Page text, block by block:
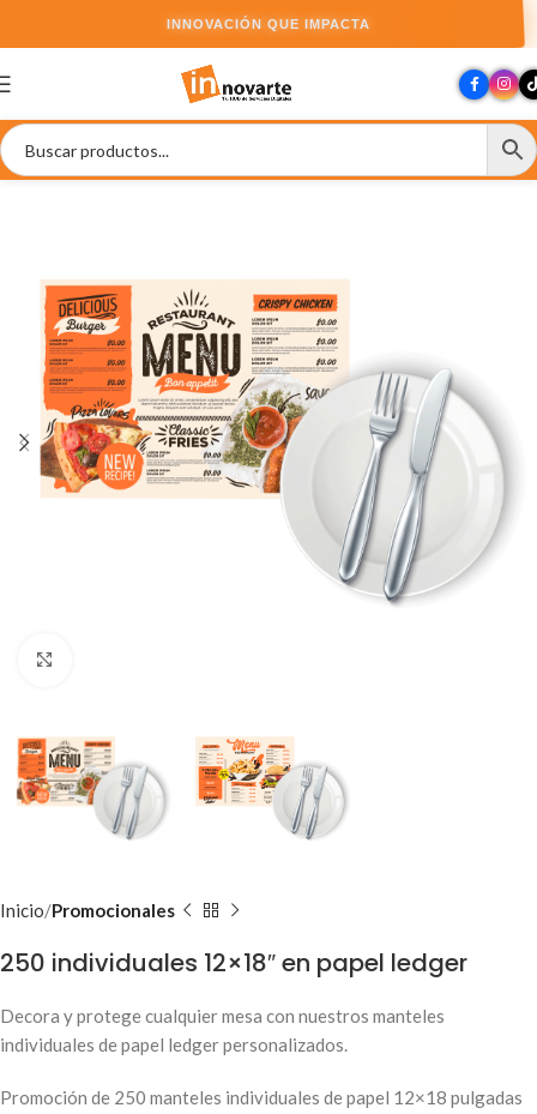
INNOVACIÓN QUE IMPACTA
Inicio Promocionales
250 individuales 12×18″ en papel ledger
Decora y protege cualquier mesa con nuestros manteles
individuales de papel ledger personalizados.
Promoción de 250 manteles individuales de papel 12×18 pulgadas